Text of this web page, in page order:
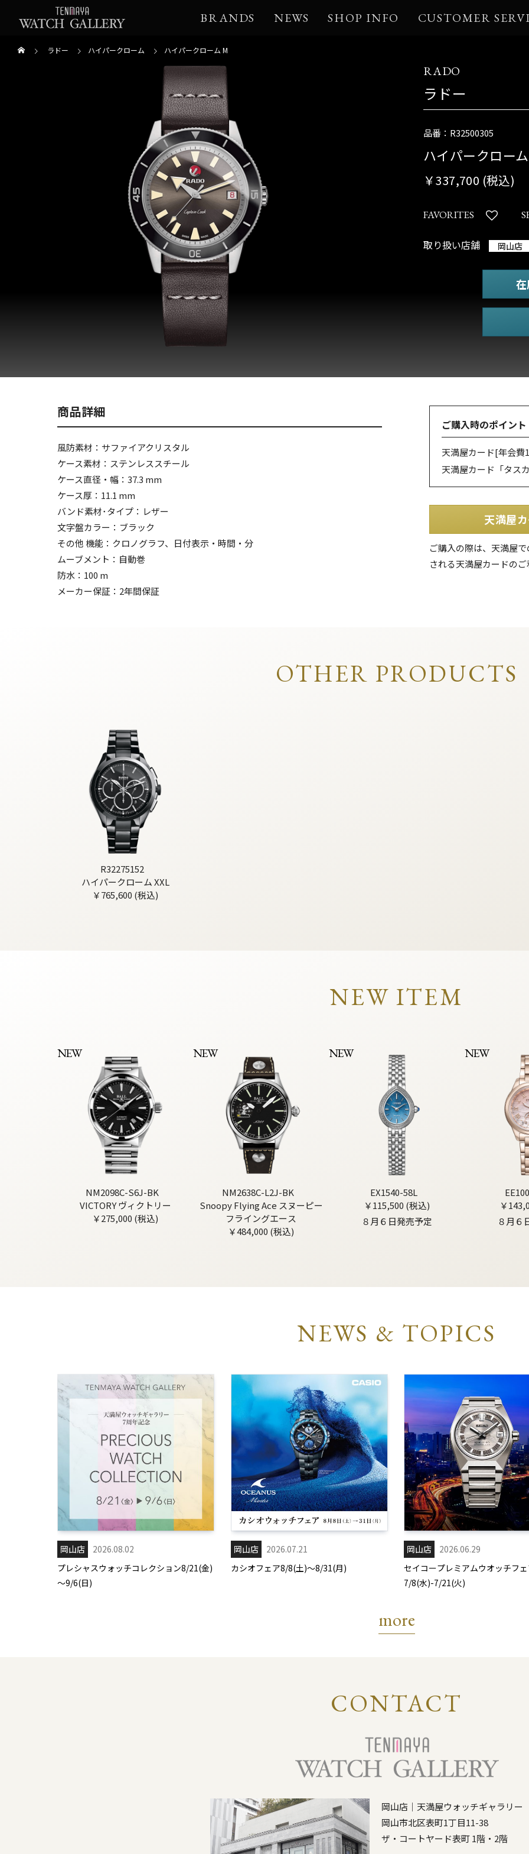
BRANDS NEWS SHOP INFO CUSTOMER
ラドー ハイパークローム ハイパークローム M
RADO
ラドー
品番：R32500305
ハイパークロー
￥337,700 (税込)
FAVORITES
取り扱い店舗 岡山店
商品詳細
風防素材：サファイアクリスタル
ケース素材：ステンレススチール
ケース直径・幅：37.3 mm
ケース厚：11.1 mm
バンド素材･タイプ：レザー
文字盤カラー：ブラック
その他 機能：クロノグラフ、日付表示・時間・分
ムーブメント：自動巻
防水：100 m
メーカー保証：2年間保証
ご購入時のポイント
天満屋カード[年会費
天満屋カード「タス
天満屋
ご購入の際は、天満屋
される天満屋カードの
OTHER PRODUCTS
R32275152
ハイパークローム XXL
￥765,600 (税込)
NEW ITEM
NEW
NM2098C-S6J-BK
VICTORY ヴィクトリー
￥275,000 (税込)
NEW
NM2638C-L2J-BK
Snoopy Flying Ace スヌーピー
フライングエース
￥484,000 (税込)
NEW
EX1540-58L
￥115,500 (税込)
８月６日発売予定
NEW
￥
８月６
NEWS & TOPICS
岡山店
2026.08.02
プレシャスウォッチコレクション8/21(金)
～9/6(日)
岡山店
2026.07.21
カシオフェア8/8(土)～8/31(月)
岡山店
2026.06.29
セイコープレミアムウオッチフ
7/8(水)-7/21(火)
more
CONTACT
岡山店｜天満屋ウォッチギャラリー
岡山市北区表町1丁目11-38
ザ・コートヤード表町 1階・2階